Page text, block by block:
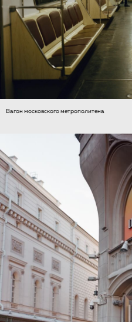
Вагон московского метрополитена